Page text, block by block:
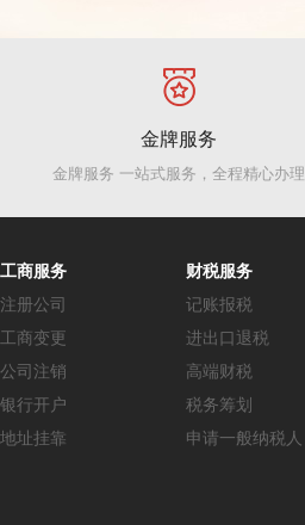
金牌服务
金牌服务 一站式服务，全程精心办理
工商服务
注册公司
工商变更
公司注销
银行开户
地址挂靠
财税服务
记账报税
进出口退税
高端财税
税务筹划
申请一般纳税人